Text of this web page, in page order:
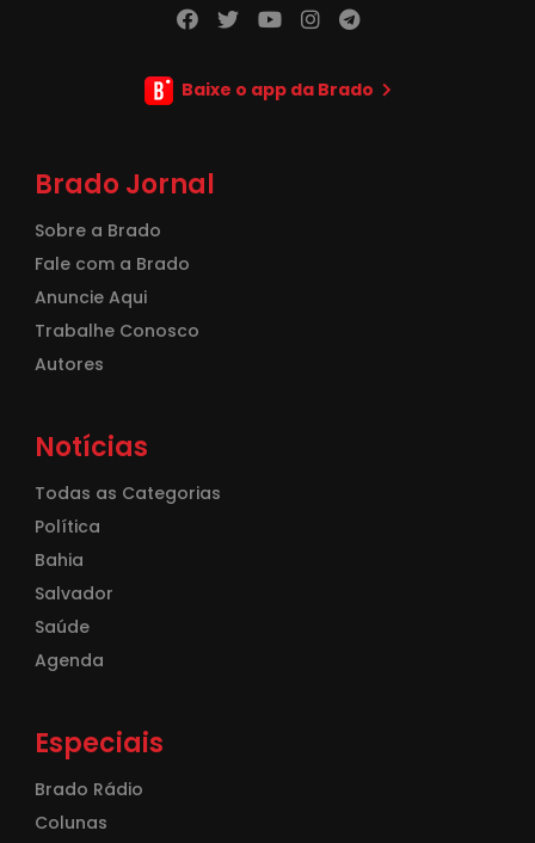
Baixe o app da Brado
Brado Jornal
Sobre a Brado
Fale com a Brado
Anuncie Aqui
Trabalhe Conosco
Autores
Notícias
Todas as Categorias
Política
Bahia
Salvador
Saúde
Agenda
Especiais
Brado Rádio
Colunas